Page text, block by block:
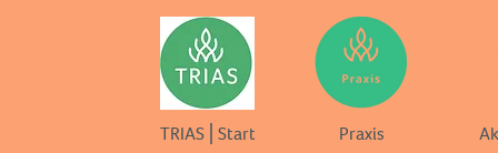
TRIAS⎪Start Praxis